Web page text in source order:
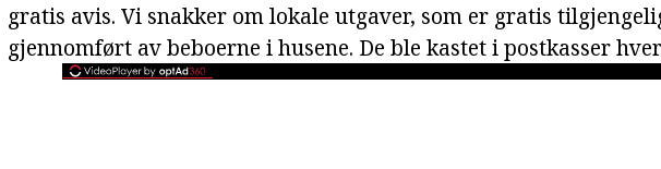
gratis avis. Vi snakker om lokale utgaver, som er gratis
gjennomført av beboerne i husene. De ble kastet i postkasser